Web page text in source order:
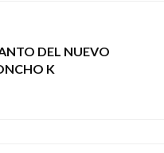
DEL NUEVO
K